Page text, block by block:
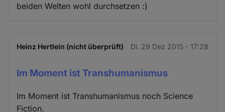
beiden Welten wohl durchsetzen :)
Heinz Hertlein (nicht überprüft) Di. 29 Dez 2015 - 17:28
Im Moment ist Transhumanismus
Im Moment ist Transhumanismus noch Science
Fiction.